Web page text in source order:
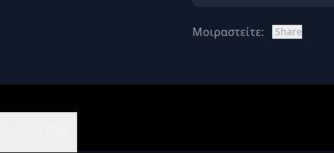
Μοιραστείτε: Share